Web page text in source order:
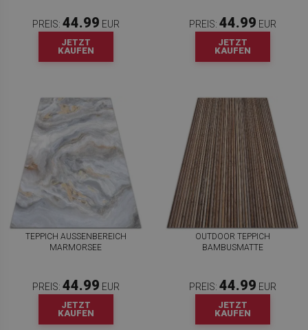
PREIS: 44.99 EUR
JETZT
KAUFEN
PREIS: 44.99 EUR
JETZT
KAUFEN
TEPPICH AUSSENBEREICH M
ARMORSEE
PREIS: 44.99 EUR
JETZT
KAUFEN
OUTDOOR TEPPICH
BAMBUSMATTE
PREIS: 44.99 EUR
JETZT
KAUFEN